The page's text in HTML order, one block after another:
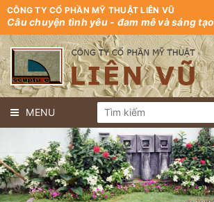
CÔNG TY CỔ PHẦN MỸ THUẬT LIÊN VŨ
Câu chuyện tình yêu - đam mê và sáng tạo
MENU